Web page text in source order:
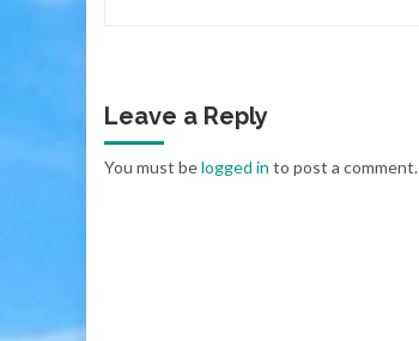
Leave a Reply
You must belogged in to post a comment.